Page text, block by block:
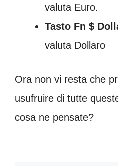
valuta Euro.
Tasto Fn $
valuta Dollaro
Ora non vi resta che
usufruire di tutte
cosa ne pensate?